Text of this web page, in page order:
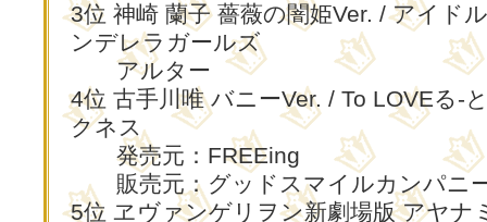
3位 神崎 蘭子 薔薇の闇姫Ver. / アイド
ンデレラガールズ
アルター
4位 古手川唯 バニーVer. / To LOVEる-
クネス
発売元：FREEing
販売元：グッドスマイルカンパニ
5位 ヱヴァンゲリヲン新劇場版 アヤナ